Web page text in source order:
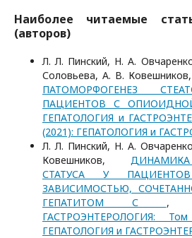
Наиболее читаемые
(авторов)
Л. Л. Пинский, Н. А.
Соловьева, А. В.
ПАТОМОРФОГЕНЕЗ
ПАЦИЕНТОВ С
ГЕПАТОЛОГИЯ и
(2021): ГЕПАТОЛОГИЯ и
Л. Л. Пинский, Н. А.
Ковешников,
СТАТУСА У
ЗАВИСИМОСТЬЮ,
ГЕПАТИТОМ С ,
ГАСТРОЭНТЕРОЛОГИЯ:
ГЕПАТОЛОГИЯ и